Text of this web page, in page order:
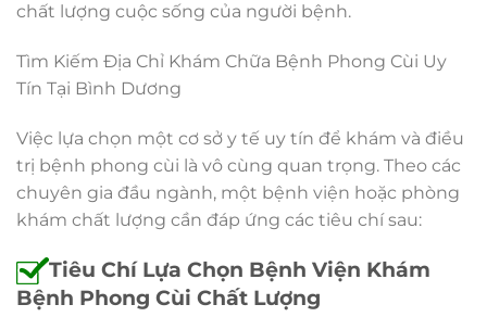
chất lượng cuộc sống của người bệnh.
Tìm Kiếm Địa Chỉ Khám Chữa Bệnh Phong Cùi Uy
Tín Tại Bình Dương
Việc lựa chọn một cơ sở y tế uy tín để khám và điều
trị bệnh phong cùi là vô cùng quan trọng. Theo các
chuyên gia đầu ngành, một bệnh viện hoặc phòng
khám chất lượng cần đáp ứng các tiêu chí sau:
Tiêu Chí Lựa Chọn Bệnh Viện Khám
Bệnh Phong Cùi Chất Lượng